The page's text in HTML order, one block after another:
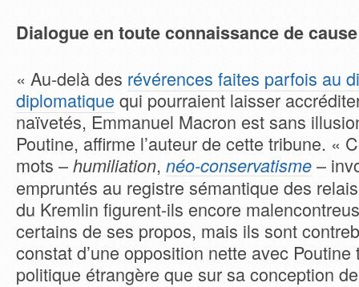
Dialogue en toute connaissance de cause
« Au-delà des révérences faites parfois au
diplomatique qui pourraient laisser
naïvetés, Emmanuel Macron est sans
Poutine, affirme l’auteur de cette tribune. «
mots – humiliation, néo-conservatisme –
empruntés au registre sémantique des
du Kremlin figurent-ils encore
certains de ses propos, mais ils sont
constat d’une opposition nette avec Poutine
politique étrangère que sur sa conception